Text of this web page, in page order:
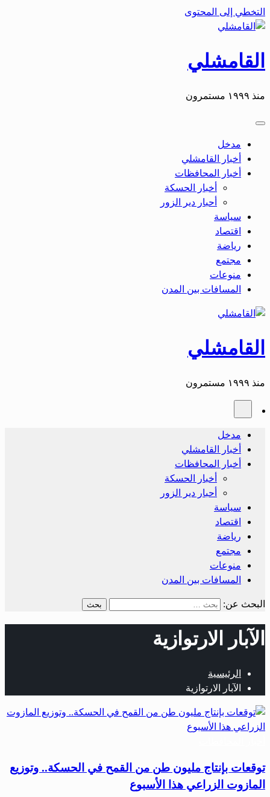
التخطي إلى المحتوى
القامشلي
منذ ١٩٩٩ مستمرون
مدخل
أخبار القامشلي
أخبار المحافظات
أخبار الحسكة
أحبار دير الزور
سياسة
اقتصاد
رياضة
مجتمع
منوعات
المسافات بين المدن
القامشلي
منذ ١٩٩٩ مستمرون
مدخل
أخبار القامشلي
أخبار المحافظات
أخبار الحسكة
أحبار دير الزور
سياسة
اقتصاد
رياضة
مجتمع
منوعات
المسافات بين المدن
البحث عن:
الآبار الارتوازية
الرئيسية
الآبار الارتوازية
توقعات بإنتاج مليون طن من القمح في الحسكة.. وتوزيع
المازوت الزراعي هذا الأسبوع